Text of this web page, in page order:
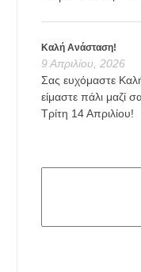
Καλή Ανάσταση!
9 Απριλίου, 2026
Σας ευχόμαστε
είμαστε πάλι μαζί
Τρίτη 14 Απριλίου!